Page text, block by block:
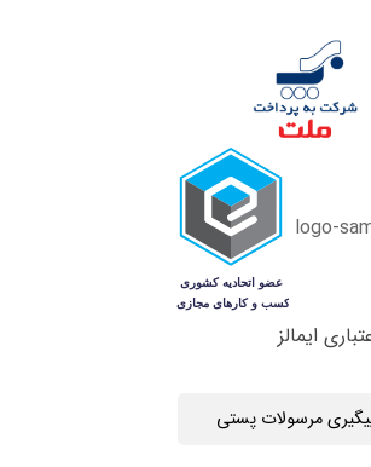
مرسولات پستی